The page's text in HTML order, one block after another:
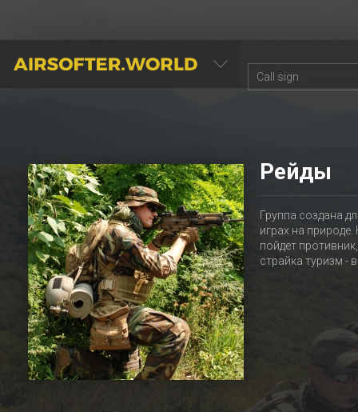
AIRSOFTER.WORLD
Рейды
Группа создана
играх на
пойдет
страйка туризм -